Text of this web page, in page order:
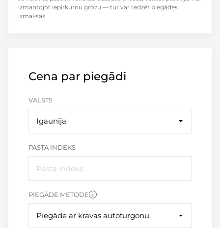
Cena par piegādi
VALSTS
Igaunija
PASTA INDEKS
PIEGĀDE METODE
Piegāde ar kravas autofurgonu.
izmantojot iepirkumu grozu — tur var redzēt piegādes
izmaksas.